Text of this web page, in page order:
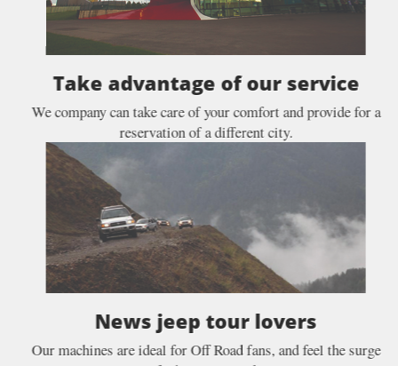
Take advantage of our service
We company can take care of your comfort and provide for a
reservation of a different city.
News jeep tour lovers
Our machines are ideal for Off Road fans, and feel the surge